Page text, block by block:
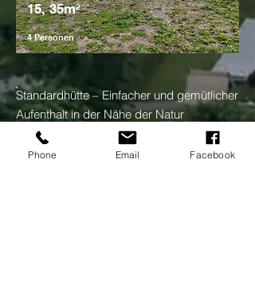
15, 35m²
4 Personen
Standardhütte – Einfacher und gemütlicher
Aufenthalt in der Nähe der Natur
Phone Email Facebook